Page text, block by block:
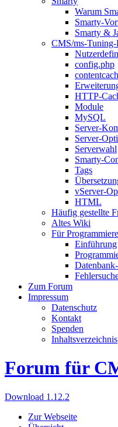
Warum
Smarty-
Smarty &
CMS/ms-
config.php
HTTP-
Module
MySQL
Server-
Server-
Serverwahl
Smarty-
Tags
vServer-
HTML
Häufig gestellte
Altes Wiki
Für
Einführung
Zum Forum
Impressum
Datenschutz
Kontakt
Spenden
Inhaltsverzeichnis
Forum für
Download 1.12.2
Zur Webseite